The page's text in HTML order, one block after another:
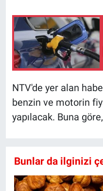
NTV'de yer alan
benzin ve motorin
yapılacak. Buna
Bunlar da ilginizi